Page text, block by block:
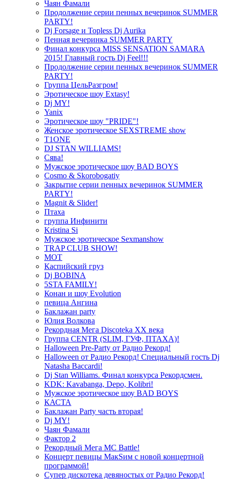
Чаян Фамали
Продолжение серии пенных вечеринок SUMMER
PARTY!
Dj Forsage и Topless Dj Aurika
Пенная вечеринка SUMMER PARTY
Финал конкурса MISS SENSATION SAMARA
2015! Главный гость Dj Feel!!!
Продолжение серии пенных вечеринок SUMMER
PARTY!
Группа ЦельРазгром!
Эротическое шоу Extasy!
Dj MY!
Yanix
Эротическое шоу "PRIDE"!
Женское эротическое SEXSTREME show
T1ONE
DJ STAN WILLIAMS!
Сява!
Мужское эротическое шоу BAD BOYS
Cosmo & Skorobogatiy
Закрытие серии пенных вечеринок SUMMER
PARTY!
Magnit & Slider!
Птаха
группа Инфинити
Kristina Si
Мужское эротическое Sexmanshow
TRAP CLUB SHOW!
МОТ
Каспийский груз
Dj BOBINA
5STA FAMILY!
Конан и шоу Evolution
певица Ангина
Баклажан party
Юлия Волкова
Рекордная Мега Discoteka XX века
Группа CENTR (SLIM, ГУФ, ПТАХА)!
Halloween Pre-Party от Радио Рекорд!
Halloween от Радио Рекорд! Специальный гость Dj
Natasha Baccardi!
Dj Stan Williams. Финал конкурса Рекордсмен.
KDK: Kavabanga, Depo, Kolibri!
Мужское эротическое шоу BAD BOYS
КАСТА
Баклажан Party часть вторая!
Dj MY!
Чаян Фамали
Фактор 2
Рекордный Мега МС Battle!
Концерт певицы МакSим с новой концертной
программой!
Супер дискотека девяностых от Радио Рекорд!